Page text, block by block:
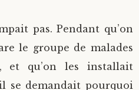
pas. Pendant qu’on
le groupe de malades
qu’on les installait
se demandait pourquoi